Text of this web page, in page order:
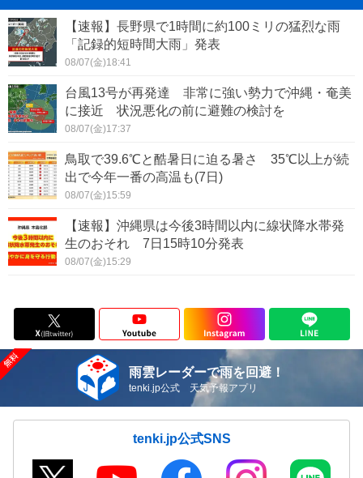
【速報】長野県で1時間に約100ミリの猛烈な雨
「記録的短時間大雨」発表
08/07(金)18:41
台風13号が再発達 非常に強い勢力で沖縄・奄美
に接近 状況悪化の前に避難の検討を
08/07(金)17:37
鳥取で39.6℃と酷暑日に迫る暑さ 35℃以上が続
出で今年一番の高温も(7日)
08/07(金)15:59
【速報】沖縄県は今後3時間以内に線状降水帯発
生のおそれ 7日15時10分発表
08/07(金)15:29
雨雲レーダーで雨を回避！
tenki.jp公式 天気予報アプリ
tenki.jp公式SNS